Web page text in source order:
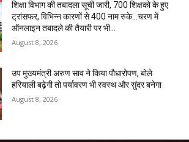
शिक्षा विभाग की तबादला सूची जारी, 700 शिक्षको के हुए
ट्रांसफर, विभिन्न कारणों से 400 नाम रुके…चरण में
ऑनलाइन तबादले की तैयारी पर भी...
August 8, 2026
उप मुख्यमंत्री अरुण साव ने किया पौधारोपण, बोले
हरियाली बढ़ेगी तो पर्यावरण भी स्वस्थ और सुंदर बनेगा
August 8, 2026